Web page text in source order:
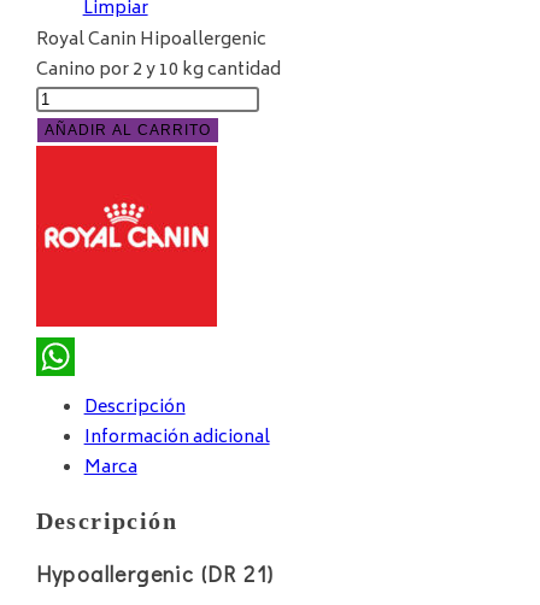
Limpiar
Royal Canin Hipoallergenic
Canino por 2 y 10 kg cantidad
AÑADIR AL CARRITO
WhatsApp
Descripción
Información adicional
Marca
Descripción
Hypoallergenic (DR 21)